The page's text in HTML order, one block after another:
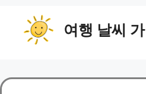
너
여행 날씨